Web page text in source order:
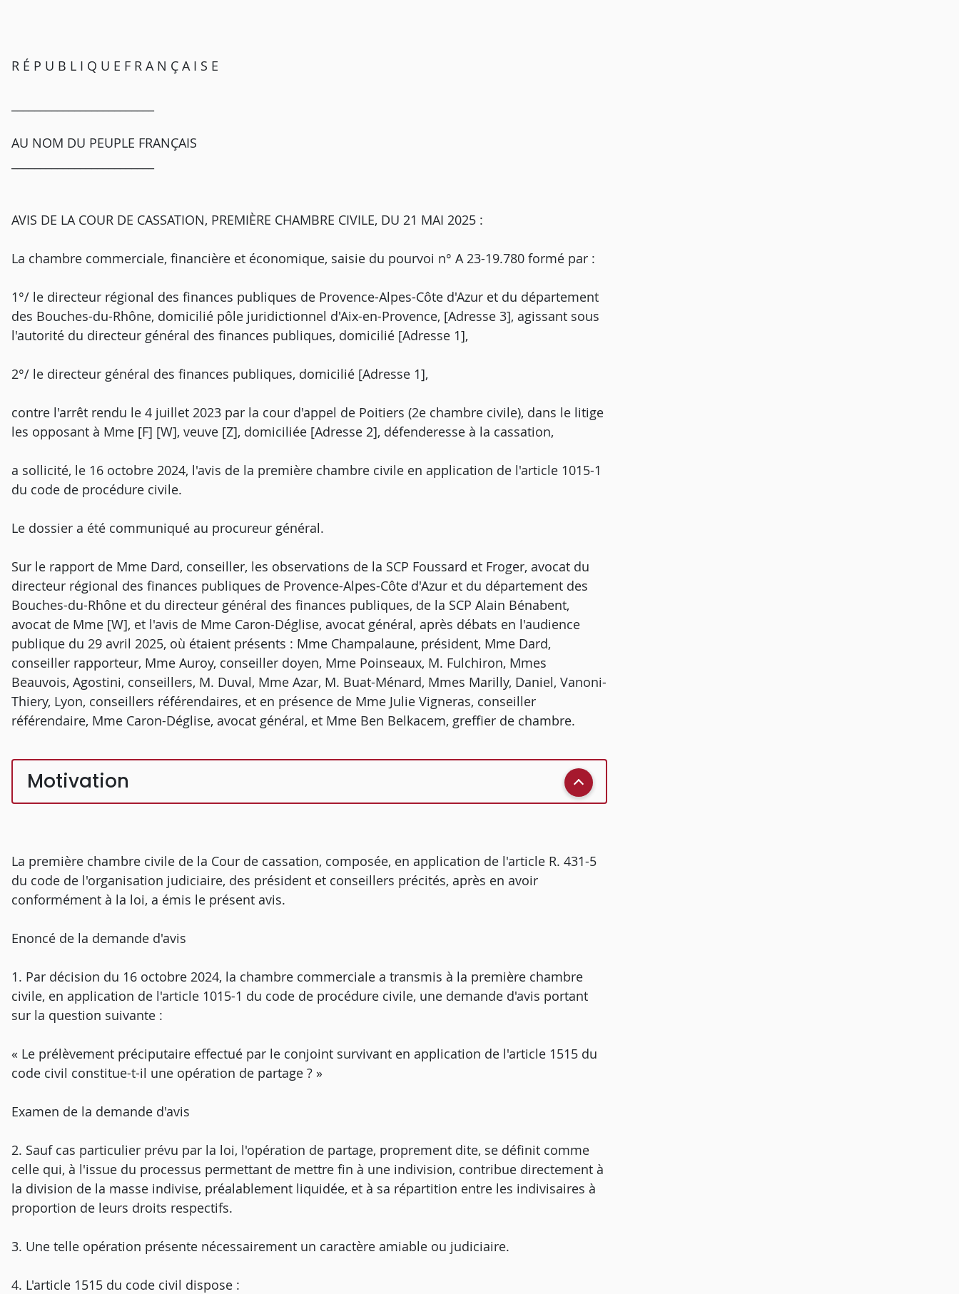
R É P U B L I Q U E F R A N Ç A I S E
AU NOM DU PEUPLE FRANÇAIS
AVIS DE LA COUR DE CASSATION, PREMIÈRE CHAMBRE CIVILE, DU 21 MAI 2025 :
La chambre commerciale, financière et économique, saisie du pourvoi n° A 23-19.780 formé par :
1°/ le directeur régional des finances publiques de Provence-Alpes-Côte d'Azur et du département
des Bouches-du-Rhône, domicilié pôle juridictionnel d'Aix-en-Provence, [Adresse 3], agissant sous
l'autorité du directeur général des finances publiques, domicilié [Adresse 1],
2°/ le directeur général des finances publiques, domicilié [Adresse 1],
contre l'arrêt rendu le 4 juillet 2023 par la cour d'appel de Poitiers (2e chambre civile), dans le litige
les opposant à Mme [F] [W], veuve [Z], domiciliée [Adresse 2], défenderesse à la cassation,
a sollicité, le 16 octobre 2024, l'avis de la première chambre civile en application de l'article 1015-1
du code de procédure civile.
Le dossier a été communiqué au procureur général.
Sur le rapport de Mme Dard, conseiller, les observations de la SCP Foussard et Froger, avocat du
directeur régional des finances publiques de Provence-Alpes-Côte d'Azur et du département des
Bouches-du-Rhône et du directeur général des finances publiques, de la SCP Alain Bénabent,
avocat de Mme [W], et l'avis de Mme Caron-Déglise, avocat général, après débats en l'audience
publique du 29 avril 2025, où étaient présents : Mme Champalaune, président, Mme Dard,
conseiller rapporteur, Mme Auroy, conseiller doyen, Mme Poinseaux, M. Fulchiron, Mmes
Beauvois, Agostini, conseillers, M. Duval, Mme Azar, M. Buat-Ménard, Mmes Marilly, Daniel, Vanoni-
Thiery, Lyon, conseillers référendaires, et en présence de Mme Julie Vigneras, conseiller
référendaire, Mme Caron-Déglise, avocat général, et Mme Ben Belkacem, greffier de chambre.
Motivation
La première chambre civile de la Cour de cassation, composée, en application de l'article R. 431-5
du code de l'organisation judiciaire, des président et conseillers précités, après en avoir
conformément à la loi, a émis le présent avis.
Enoncé de la demande d'avis
1. Par décision du 16 octobre 2024, la chambre commerciale a transmis à la première chambre
civile, en application de l'article 1015-1 du code de procédure civile, une demande d'avis portant
sur la question suivante :
« Le prélèvement préciputaire effectué par le conjoint survivant en application de l'article 1515 du
code civil constitue-t-il une opération de partage ? »
Examen de la demande d'avis
2. Sauf cas particulier prévu par la loi, l'opération de partage, proprement dite, se définit comme
celle qui, à l'issue du processus permettant de mettre fin à une indivision, contribue directement à
la division de la masse indivise, préalablement liquidée, et à sa répartition entre les indivisaires à
proportion de leurs droits respectifs.
3. Une telle opération présente nécessairement un caractère amiable ou judiciaire.
4. L'article 1515 du code civil dispose :